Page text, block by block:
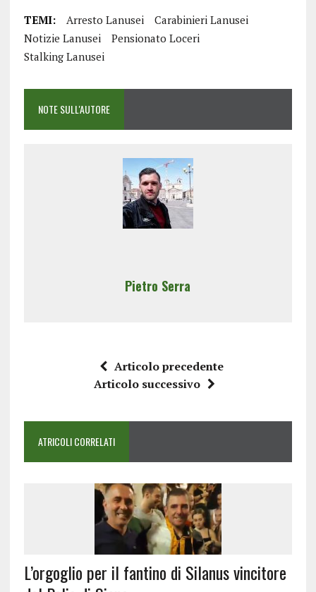
TEMI: Arresto Lanusei
Carabinieri Lanusei
Notizie Lanusei
Pensionato Loceri
Stalking Lanusei
NOTE SULL'AUTORE
Pietro Serra
Articolo precedente
Articolo successivo
ATRICOLI CORRELATI
L’orgoglio per il fantino di Silanus vincitore